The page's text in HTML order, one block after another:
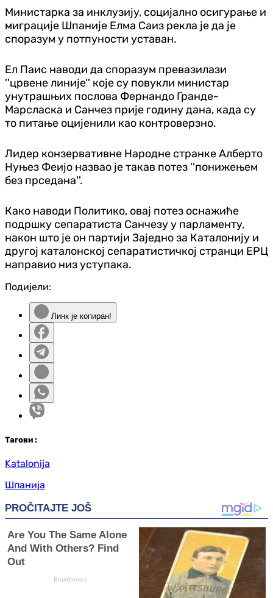
Министарка за инклузију, социјално осигурање и
миграције Шпаније Елма Саиз рекла је да је
споразум у потпуности уставан.
Ел Паис наводи да споразум превазилази
''црвене линије'' које су повукли министар
унутрашњих послова Фернандо Гранде-
Марсласка и Санчез прије годину дана, када су
то питање оцијенили као контроверзно.
Лидер конзервативне Народне странке Алберто
Нуњез Феијо назвао је такав потез ''понижењем
без прседана''.
Како наводи Политико, овај потез оснажиће
подршку сепаратиста Санчезу у парламенту,
након што је он партији Заједно за Каталонију и
другој каталонској сепаратистичкој странци ЕРЦ
направио низ уступака.
Подијели:
Линк је копиран!
Тагови :
Katalonija
Шпанија